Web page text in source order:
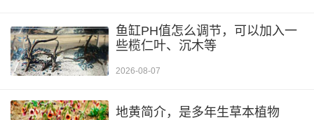
鱼缸PH值怎么调节，可以加入一
些榄仁叶、沉木等
2026-08-07
地黄简介，是多年生草本植物